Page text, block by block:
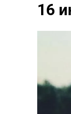
16